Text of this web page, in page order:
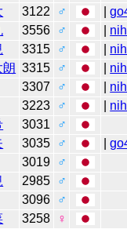
3122 ♂ |
3556 ♂
3315 ♂
朗 3315 ♂
3307 ♂
3223 ♂
3031
♂
3035 ♂ |
3019
♂
2985
♂
3096
♂
3258
♀